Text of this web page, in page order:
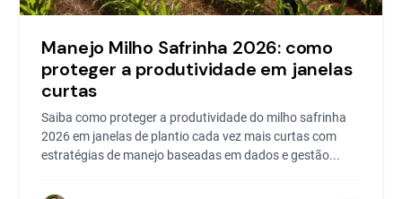
Manejo Milho Safrinha 2026: como
proteger a produtividade em janelas
curtas
Saiba como proteger a produtividade do milho safrinha
2026 em janelas de plantio cada vez mais curtas com
estratégias de manejo baseadas em dados e gestão...